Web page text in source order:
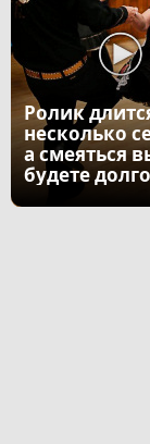
Ролик
несколько
а смеяться
будете долго